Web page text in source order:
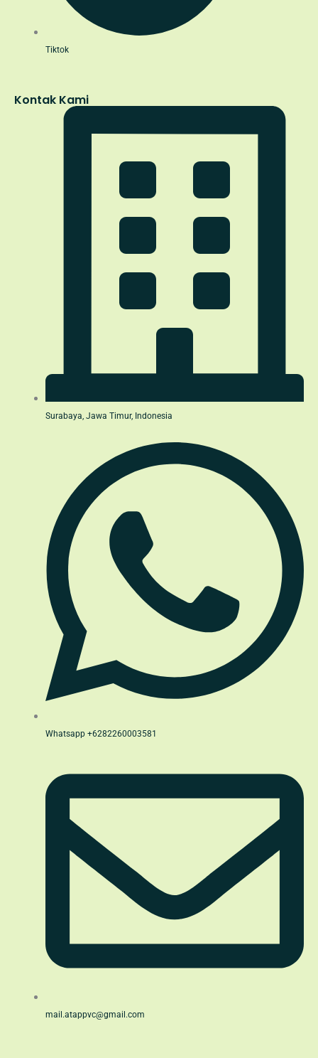
Tiktok
Kontak Kami
Surabaya, Jawa Timur, Indonesia
Whatsapp +6282260003581
mail.atappvc@gmail.com